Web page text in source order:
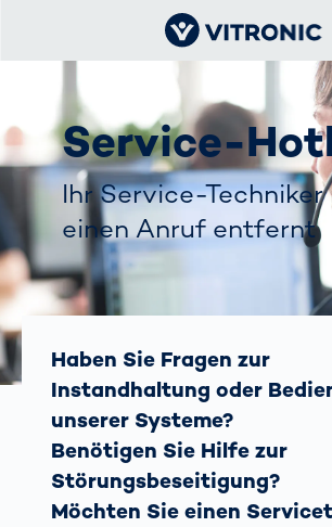
Service-
Ihr Service-
einen Anruf entfernt
Haben Sie Fragen zur
Instandhaltung oder
unserer Systeme?
Benötigen Sie Hilfe zur
Störungsbeseitigung?
Möchten Sie einen